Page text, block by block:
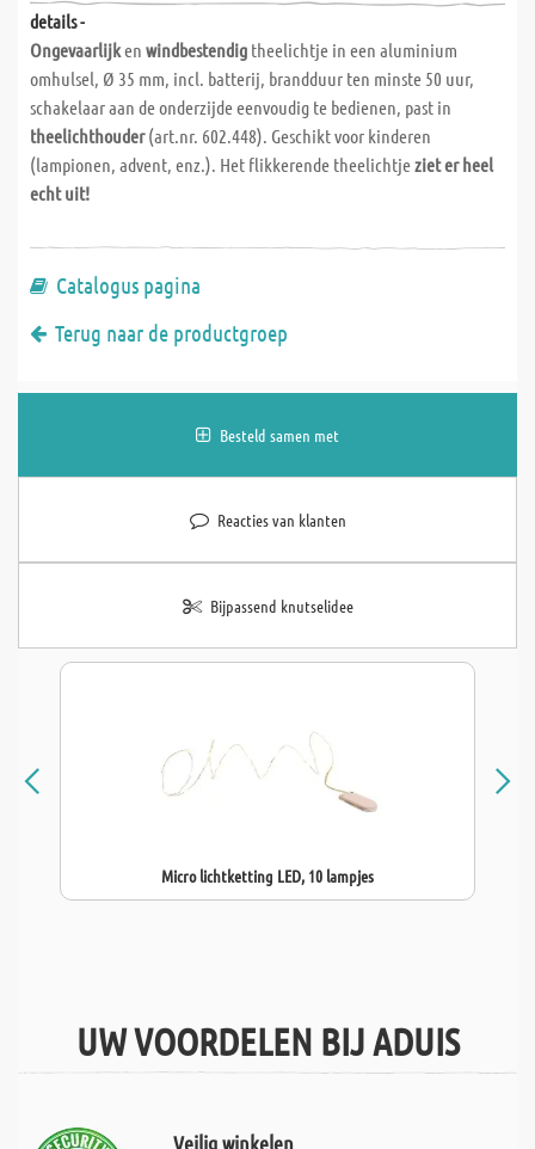
details -
Ongevaarlijken windbestendig theelichtje in een aluminium
omhulsel, Ø 35 mm, incl. batterij, brandduur ten minste 50 uur,
schakelaar aan de onderzijde eenvoudig te bedienen, past in
theelichthouder(art.nr. 602.448). Geschikt voor kinderen
(lampionen, advent, enz.). Het flikkerende theelichtjeziet er heel
echt uit!
Catalogus pagina
Terug naar de productgroep
Besteld samen met
Reacties van klanten
Bijpassend knutselidee
Micro lichtketting LED, 10 lampjes
UW VOORDELEN BIJ ADUIS
Veilig winkelen